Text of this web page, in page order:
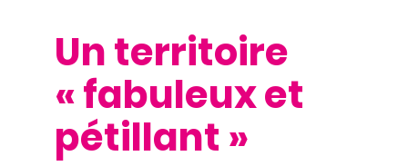
Un territoire
« fabuleux et
pétillant »